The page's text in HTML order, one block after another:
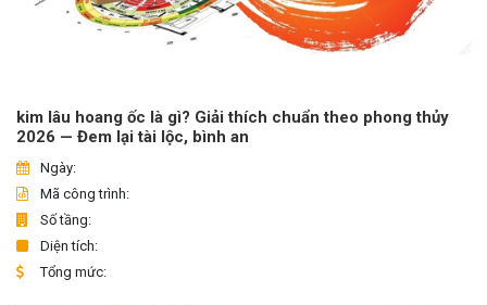
kim lâu hoang ốc là gì? Giải thích chuẩn theo phong thủy
2026 — Đem lại tài lộc, bình an
Ngày:
Mã công trình:
Số tầng:
Diện tích:
Tổng mức: